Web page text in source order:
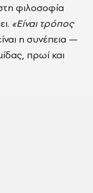
φιλοσοφία
«Είναι τρόπος
η συνέπεια —
πρωί και